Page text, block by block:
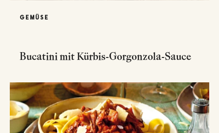
GEMÜSE
Bucatini mit Kürbis-Gorgonzola-Sauce